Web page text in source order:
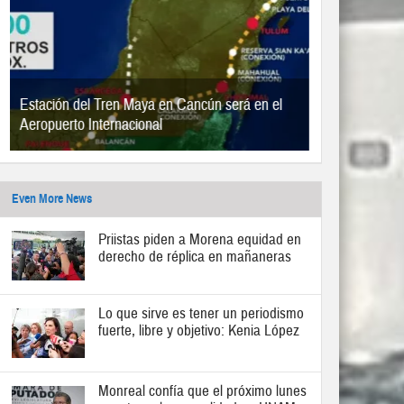
Estación del Tren Maya en Cancún será en el
Aeropuerto Internacional
Even More News
Priistas piden a Morena equidad en
derecho de réplica en mañaneras
Lo que sirve es tener un periodismo
fuerte, libre y objetivo: Kenia López
Monreal confía que el próximo lunes